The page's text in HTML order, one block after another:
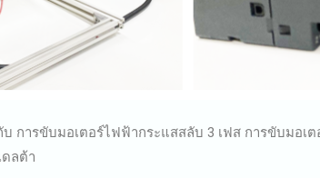
ารขับมอเตอร์ไฟฟ้ากระแสสลับ 3 เฟส การขับมอเ
ลต้า